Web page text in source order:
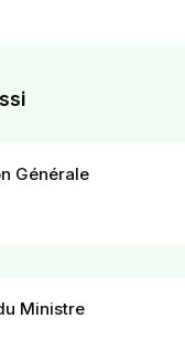
Générale
Ministre